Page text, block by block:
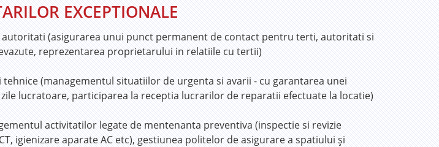
EXCEPTIONALE
(asigurarea unui punct permanent de contact pentru terti, autoritati si
reprezentarea proprietarului in relatiile cu tertii)
(managementul situatiilor de urgenta si avarii - cu garantarea unei
lucratoare, participarea la receptia lucrarilor de reparatii efectuate la locatie)
activitatilor legate de mentenanta preventiva (inspectie si revizie
igienizare aparate AC etc), gestiunea politelor de asigurare a spatiului şi